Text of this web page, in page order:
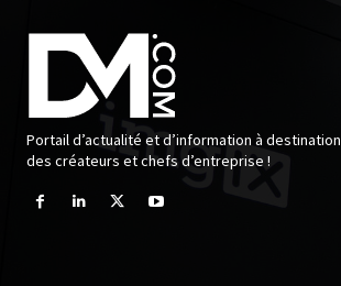
Portail d’actualité et d’information à destination
des créateurs et chefs d’entreprise !